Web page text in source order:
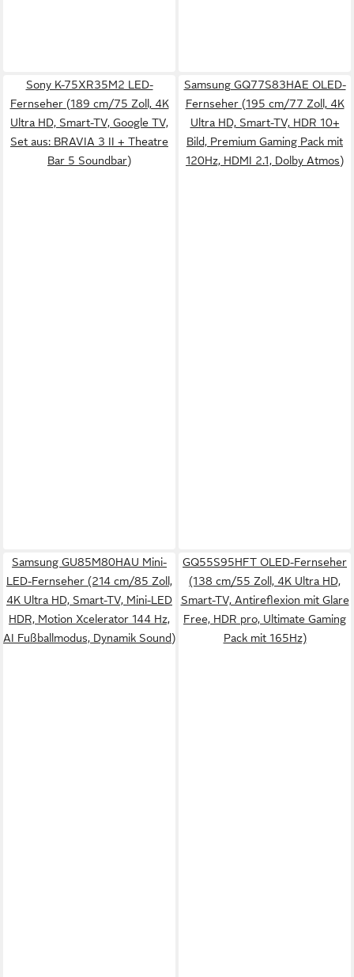
Sony K-75XR35M2 LED-
Fernseher (189 cm/75 Zoll, 4K
Ultra HD, Smart-TV, Google TV,
Set aus: BRAVIA 3 II + Theatre
Bar 5 Soundbar)
Samsung GQ77S83HAE OLED-
Fernseher (195 cm/77 Zoll, 4K
Ultra HD, Smart-TV, HDR 10+
Bild, Premium Gaming Pack mit
120Hz, HDMI 2.1, Dolby Atmos)
Samsung GU85M80HAU Mini-
LED-Fernseher (214 cm/85 Zoll,
4K Ultra HD, Smart-TV, Mini-LED
HDR, Motion Xcelerator 144 Hz,
AI Fußballmodus, Dynamik Sound)
GQ55S95HFT OLED-Fernseher
(138 cm/55 Zoll, 4K Ultra HD,
Smart-TV, Antireflexion mit Glare
Free, HDR pro, Ultimate Gaming
Pack mit 165Hz)